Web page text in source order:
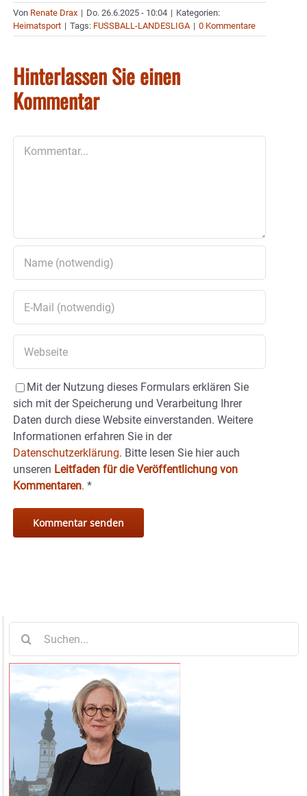
Von Renate Drax | Do. 26.6.2025 - 10:04 | Kategorien:
Heimatsport | Tags: FUSSBALL-LANDESLIGA | 0 Kommentare
Hinterlassen Sie einen
Kommentar
Mit der Nutzung dieses Formulars erklären Sie
sich mit der Speicherung und Verarbeitung Ihrer
Daten durch diese Website einverstanden. Weitere
Informationen erfahren Sie in der
Datenschutzerklärung. Bitte lesen Sie hier auch
unseren Leitfaden für die Veröffentlichung von
Kommentaren. *
nach: